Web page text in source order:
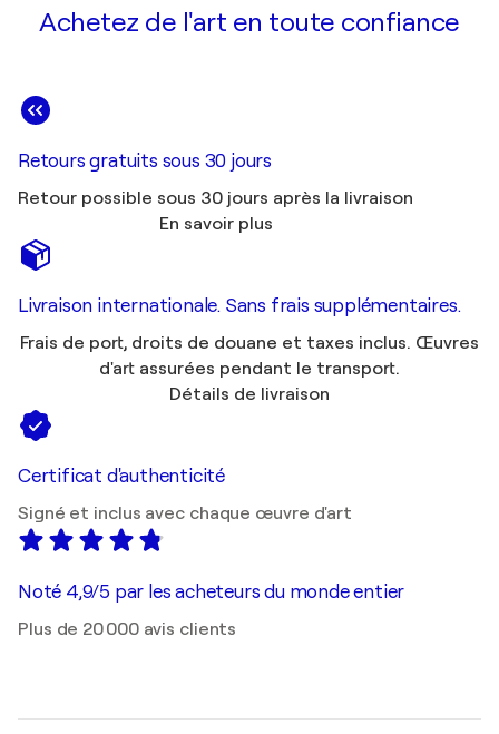
Achetez de l'art en toute confiance
Retours gratuits sous 30 jours
Retour possible sous 30 jours après la livraison
En savoir plus
Livraison internationale. Sans frais supplémentaires.
Frais de port, droits de douane et taxes inclus. Œuvres
d'art assurées pendant le transport.
Détails de livraison
Certificat d'authenticité
Signé et inclus avec chaque œuvre d'art
Noté 4,9/5 par les acheteurs du monde entier
Plus de 20 000 avis clients